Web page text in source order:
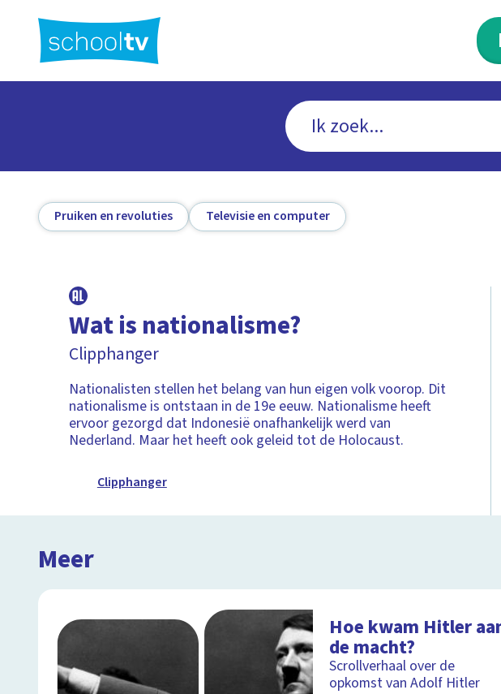
hoofdinhoud
Pruiken en revoluties Televisie en computer
Wat is nationalisme?
Clipphanger
Nationalisten stellen het belang van hun eigen volk voorop. Dit
nationalisme is ontstaan in de 19e eeuw. Nationalisme heeft
ervoor gezorgd dat Indonesië onafhankelijk werd van
Nederland. Maar het heeft ook geleid tot de Holocaust.
Clipphanger
Meer
Hoe kwam Hitler
de macht?
Scrollverhaal over de
opkomst van Adolf Hitler